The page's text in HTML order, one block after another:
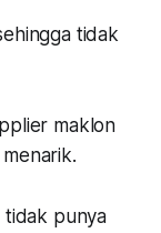
tidak
maklon
tidak punya